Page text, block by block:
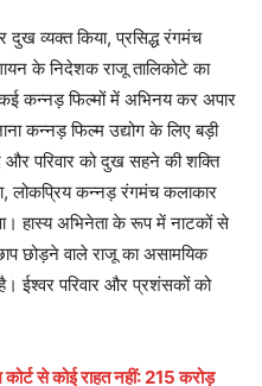
व्यक्त किया, प्रसिद्ध रंगमंच
के निदेशक राजू तालिकोटे का
कन्नड़ फिल्मों में अभिनय कर अपार
कन्नड़ फिल्म उद्योग के लिए बड़ी
और परिवार को दुख सहने की शक्ति
लोकप्रिय कन्नड़ रंगमंच कलाकार
हास्य अभिनेता के रूप में नाटकों से
छोड़ने वाले राजू का असामयिक
ईश्वर परिवार और प्रशंसकों को
से कोई राहत नहीं: 215 करोड़